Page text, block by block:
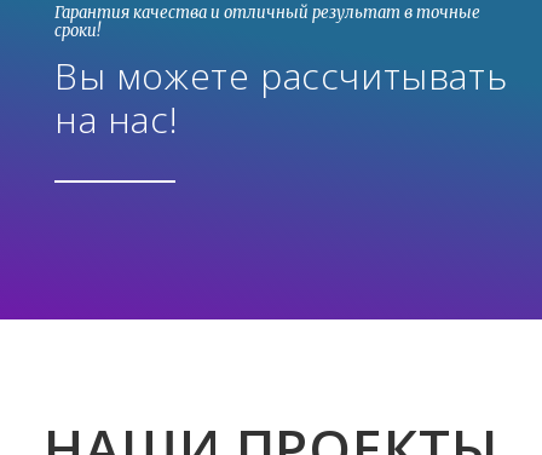
Гарантия качества и отличный результат в точные
сроки!
Вы можете рассчитывать
на нас!